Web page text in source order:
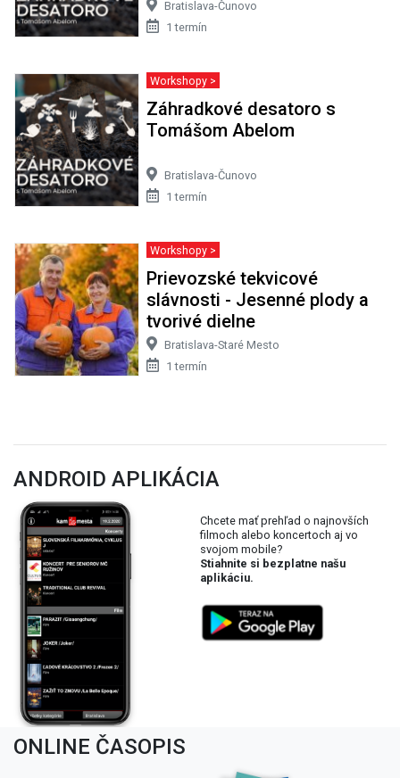
Bratislava-Čunovo
1 termín
Workshopy >
Záhradkové desatoro s
Tomášom Abelom
Bratislava-Čunovo
1 termín
Workshopy >
Prievozské tekvicové
slávnosti - Jesenné plody a
tvorivé dielne
Bratislava-Staré Mesto
1 termín
ANDROID APLIKÁCIA
Chcete mať prehľad o najnovších
filmoch alebo koncertoch aj vo
svojom mobile?
Stiahnite si bezplatne našu
aplikáciu.
ONLINE ČASOPIS